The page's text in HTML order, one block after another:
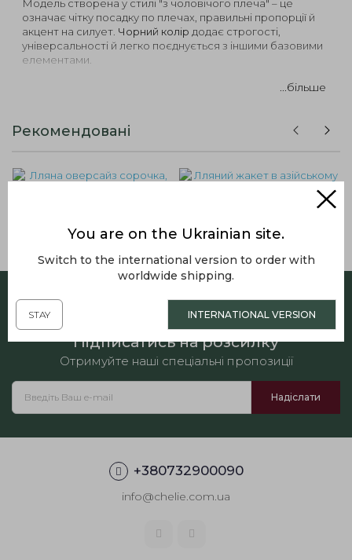
Модель створена у стилі "з чоловічого плеча" – це
означає чітку посадку по плечах, правильні пропорції й
акцент на силует. Чорний колір додає строгості,
універсальності й легко поєднується з іншими базовими
елементами.
– класична форма із сучасним
Комір із лацканами
– стримано, лаконічно,
актуально.
події.
комбінування з різними низами.
Склад тканини:90% вовна, 10% поліестер – тепла,
Цейжіночий чорний жакет
легко стане частиною вашої
капсули, комбінуючись із брюками, спідницями, джинсами
або навіть шортами. Додайте ремінь, шарф чи прикрасу –
і ваш образ зміниться від мінімалістичного до вечірнього.
Оберіть свій розмір за стандартною розмірною сіткою —
модель має продуманий вільний крій для комфортної
...більше
Рекомендовані
Лляний жакет в азійському
Підписатись на розсилку
Отримуйте наші спеціальні пропозиції
You are on the Ukrainian site.
Switch to the international version to order with
worldwide shipping.
STAY INTERNATIONAL VERSION
+380732900090
info@chelie.com.ua